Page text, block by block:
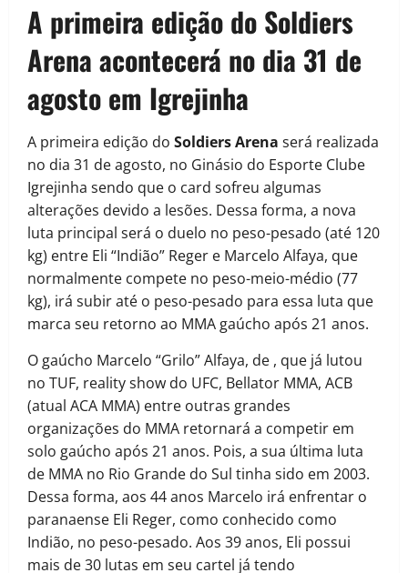
A primeira edição do Soldiers
Arena acontecerá no dia 31 de
agosto em Igrejinha
A primeira edição do Soldiers Arena será realizada
no dia 31 de agosto, no Ginásio do Esporte Clube
Igrejinha sendo que o card sofreu algumas
alterações devido a lesões. Dessa forma, a nova
luta principal será o duelo no peso-pesado (até 120
kg) entre Eli “Indião” Reger e Marcelo Alfaya, que
normalmente compete no peso-meio-médio (77
kg), irá subir até o peso-pesado para essa luta que
marca seu retorno ao MMA gaúcho após 21 anos.
O gaúcho Marcelo “Grilo” Alfaya, de , que já lutou
no TUF, reality show do UFC, Bellator MMA, ACB
(atual ACA MMA) entre outras grandes
organizações do MMA retornará a competir em
solo gaúcho após 21 anos. Pois, a sua última luta
de MMA no Rio Grande do Sul tinha sido em 2003.
Dessa forma, aos 44 anos Marcelo irá enfrentar o
paranaense Eli Reger, como conhecido como
Indião, no peso-pesado. Aos 39 anos, Eli possui
mais de 30 lutas em seu cartel já tendo